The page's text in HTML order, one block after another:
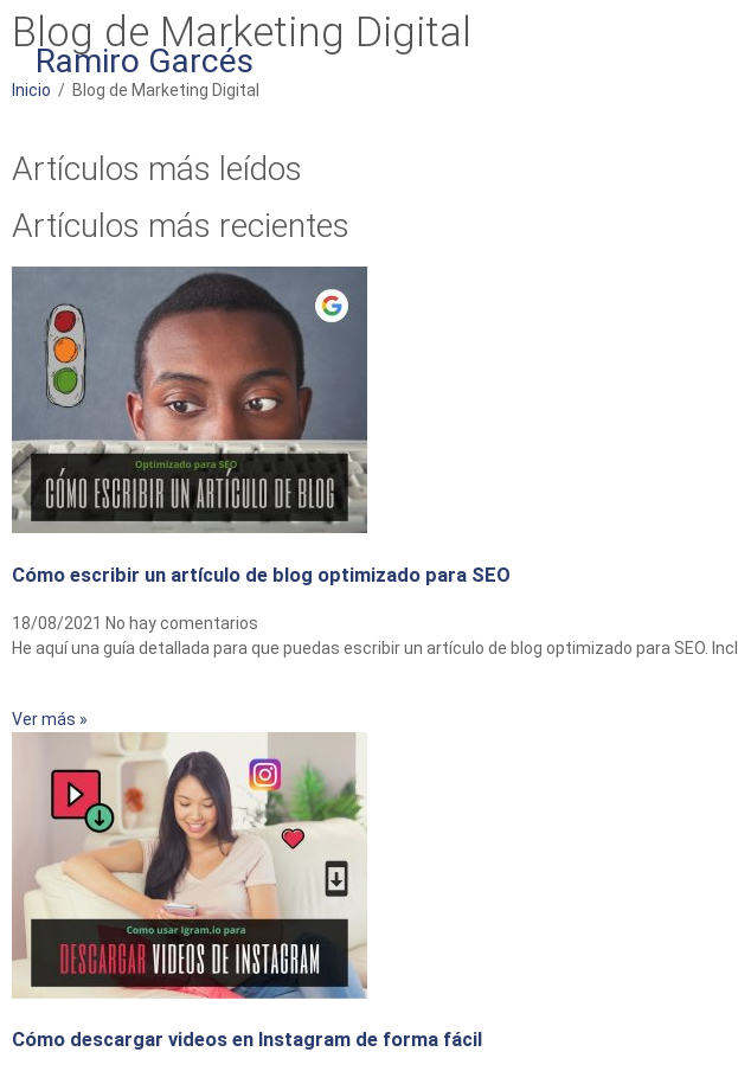
Ramiro Garcés
Blog de Marketing Digital
Inicio / Blog de Marketing Digital
Artículos más leídos
Artículos más recientes
Cómo escribir un artículo de blog optimizado para SEO
18/08/2021 No hay comentarios
He aquí una guía detallada para que puedas escribir un artículo de blog optimizado para SEO.
Ver más »
Cómo descargar videos en Instagram de forma fácil